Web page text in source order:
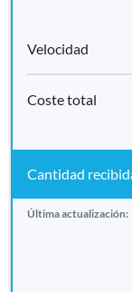
Última actualización: